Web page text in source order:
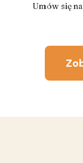
Umów się